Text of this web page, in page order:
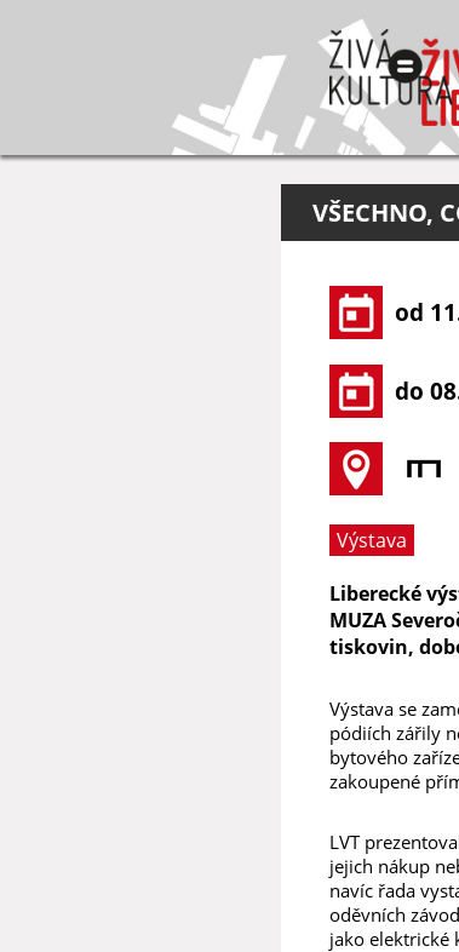
VŠECHNO,
od
do
Výstava
Liberecké
MUZA
tiskovin,
Výstava se
pódiích zářily
bytového
zakoupené
LVT
jejich nákup
navíc řada
oděvních
jako elektrické